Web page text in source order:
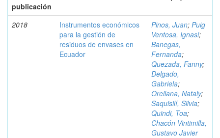
publicación
2018
Instrumentos económicos
para la gestión de
residuos de envases en
Ecuador
Pinos, Juan; Puig
Ventosa, Ignasi;
Banegas,
Fernanda;
Quezada, Fanny;
Delgado,
Gabriela;
Orellana, Nataly;
Saquisilí, Silvia;
Quindi, Toa;
Chacón Vintimilla,
Gustavo Javier